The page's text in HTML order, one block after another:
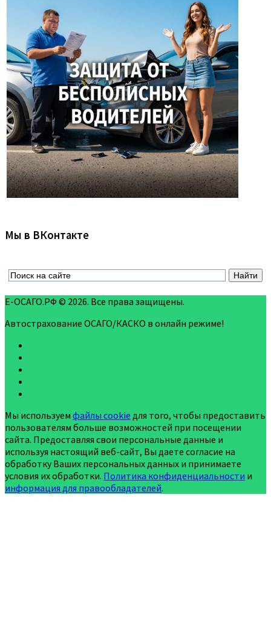
Мы в ВКонтакте
Е-ОСАГО.РФ © 2026. Все права защищены.
Автострахование ОСАГО/КАСКО в онлайн режиме!
Мы используем файлы cookie для того, чтобы предоставить
пользователям больше возможностей при посещении
сайта. Предоставляя свои персональные данные и
используя настоящий веб-сайт, Вы даете согласие на
обработку Ваших персональных данных и принимаете
условия их обработки. Политика конфиденциальности и
информация для правообладателей.